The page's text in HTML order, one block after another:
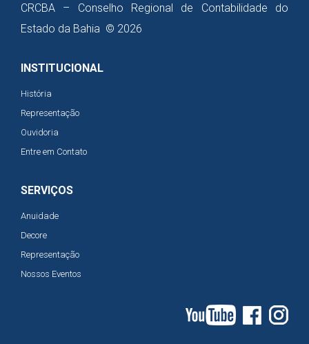
CRCBA – Conselho Regional de Contabilidade do
Estado da Bahia © 2026
INSTITUCIONAL
História
Representação
Ouvidoria
Entre em Contato
SERVIÇOS
Anuidade
Decore
Representação
Nossos Eventos